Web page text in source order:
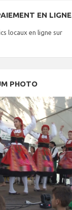
EN LIGNE
locaux en ligne sur
PHOTO